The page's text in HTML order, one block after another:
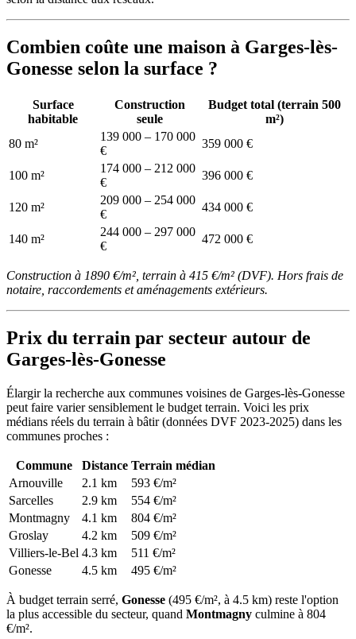
Combien coûte une maison à Garges-lès-
Gonesse selon la surface ?
Surface
habitable
Construction
seule
Budget total (terrain 500
m²)
80 m²
139 000 – 170 000
€
359 000 €
100 m²
174 000 – 212 000
€
396 000 €
120 m²
209 000 – 254 000
€
434 000 €
140 m²
244 000 – 297 000
€
472 000 €
Construction à 1890 €/m², terrain à 415 €/m² (DVF). Hors frais de
notaire, raccordements et aménagements extérieurs.
Prix du terrain par secteur autour de
Garges-lès-Gonesse
Élargir la recherche aux communes voisines de Garges-lès-Gonesse
peut faire varier sensiblement le budget terrain. Voici les prix
médians réels du terrain à bâtir (données DVF 2023-2025) dans les
communes proches :
Commune Distance Terrain médian
Arnouville
2.1 km
593 €/m²
Sarcelles
2.9 km
554 €/m²
Montmagny
4.1 km
804 €/m²
Groslay
4.2 km
509 €/m²
Villiers-le-Bel 4.3 km
511 €/m²
Gonesse
4.5 km 495 €/m²
À budget terrain serré, Gonesse (495 €/m², à 4.5 km) reste l'option
la plus accessible du secteur, quand Montmagny culmine à 804
€/m².